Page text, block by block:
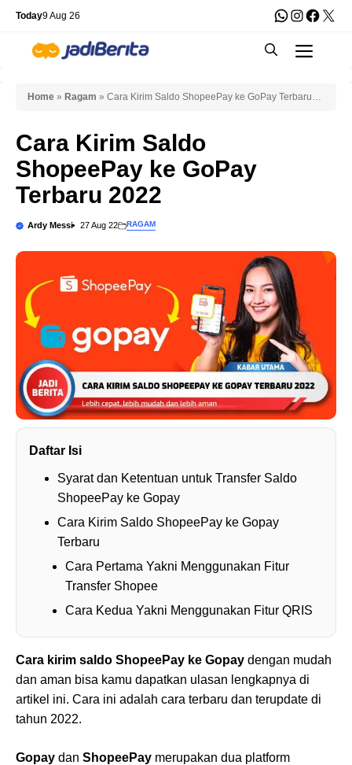
Skip
content
Today9 Aug 26 WhatsApp
X
Home » Ragam » Cara Kirim Saldo ShopeePay ke GoPay Terbaru
Cara Kirim Saldo
ShopeePay ke GoPay
Terbaru 2022
Ardy Messi 27 Aug 22 RAGAM
Daftar Isi
Syarat dan Ketentuan untuk Transfer Saldo
ShopeePay ke Gopay
Cara Kirim Saldo ShopeePay ke Gopay
Terbaru
Cara Pertama Yakni Menggunakan Fitur
Transfer Shopee
Cara Kedua Yakni Menggunakan Fitur QRIS
Cara kirim saldo ShopeePay ke Gopay dengan mudah
dan aman bisa kamu dapatkan ulasan lengkapnya di
artikel ini. Cara ini adalah cara terbaru dan terupdate di
tahun 2022.
Gopay dan ShopeePay merupakan dua platform